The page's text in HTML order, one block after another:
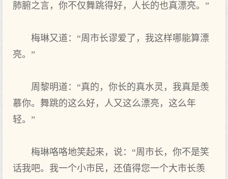
肺腑之言，你不仅舞跳得好，人长的也真漂亮。”
梅琳又道：“周市长谬爱了，我这样哪能算漂
亮。”
周黎明道：“真的，你长的真水灵，我真是羡
慕你。舞跳的这么好，人又这么漂亮，这么年
轻。”
梅琳咯咯地笑起来，说：“周市长，你不是笑
话我吧。我一个小市民，还值得您一个大市长羡